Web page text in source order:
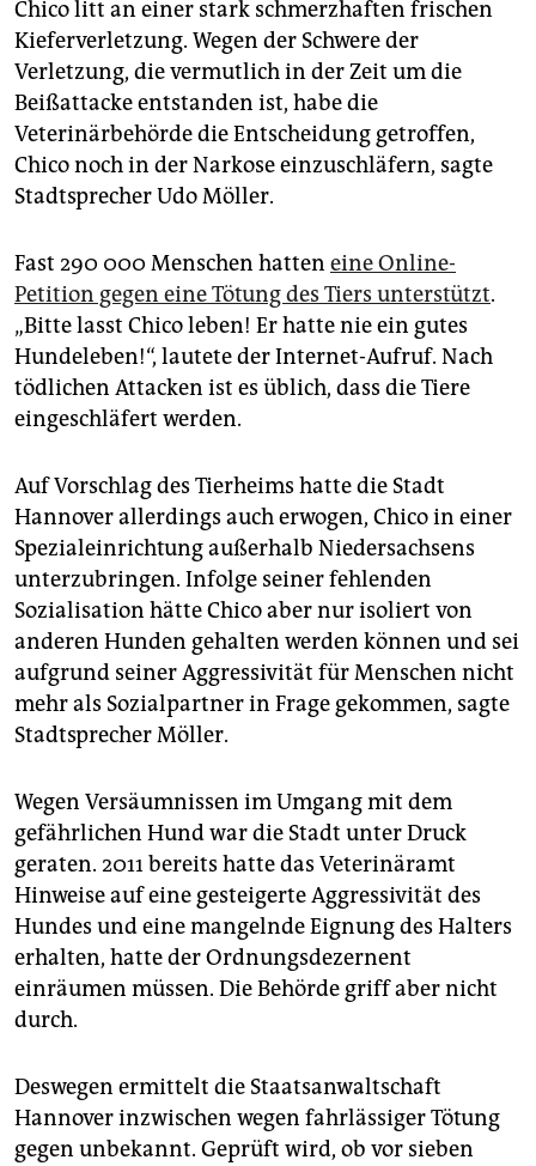
Chico litt an einer stark schmerzhaften frischen
Kieferverletzung. Wegen der Schwere der
Verletzung, die vermutlich in der Zeit um die
Beißattacke entstanden ist, habe die
Veterinärbehörde die Entscheidung getroffen,
Chico noch in der Narkose einzuschläfern, sagte
Stadtsprecher Udo Möller.
Fast 290 000 Menschen hatten eine Online-
Petition gegen eine Tötung des Tiers unterstützt.
„Bitte lasst Chico leben! Er hatte nie ein gutes
Hundeleben!“, lautete der Internet-Aufruf. Nach
tödlichen Attacken ist es üblich, dass die Tiere
eingeschläfert werden.
Auf Vorschlag des Tierheims hatte die Stadt
Hannover allerdings auch erwogen, Chico in einer
Spezialeinrichtung außerhalb Niedersachsens
unterzubringen. Infolge seiner fehlenden
Sozialisation hätte Chico aber nur isoliert von
anderen Hunden gehalten werden können und sei
aufgrund seiner Aggressivität für Menschen nicht
mehr als Sozialpartner in Frage gekommen, sagte
Stadtsprecher Möller.
Wegen Versäumnissen im Umgang mit dem
gefährlichen Hund war die Stadt unter Druck
geraten. 2011 bereits hatte das Veterinäramt
Hinweise auf eine gesteigerte Aggressivität des
Hundes und eine mangelnde Eignung des Halters
erhalten, hatte der Ordnungsdezernent
einräumen müssen. Die Behörde griff aber nicht
durch.
Deswegen ermittelt die Staatsanwaltschaft
Hannover inzwischen wegen fahrlässiger Tötung
gegen unbekannt. Geprüft wird, ob vor sieben